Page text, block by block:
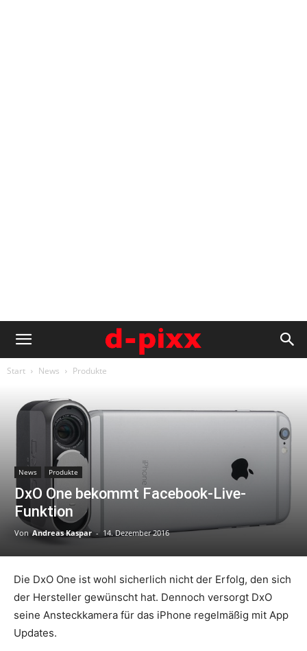
Start News Produkte
News Produkte
DxO One bekommt Facebook-Live-
Funktion
Von Andreas Kaspar - 14. Dezember 2016
Die DxO One ist wohl sicherlich nicht der Erfolg, den sich
der Hersteller gewünscht hat. Dennoch versorgt DxO
seine Ansteckkamera für das iPhone regelmäßig mit App
Updates.